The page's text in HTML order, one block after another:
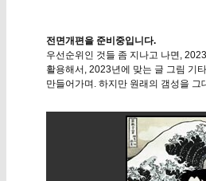
전면개편을 준비중입니다.
우선순위인 것들 좀 지나고 나면,
활용해서, 2023년에 맞는 글 그림 기
만들어가며. 하지만 원래의 갬성을 그